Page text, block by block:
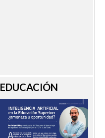
EDUCACIÓN